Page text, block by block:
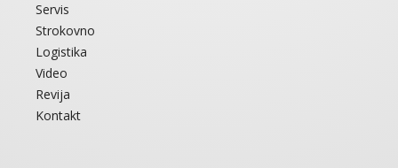
Servis
Strokovno
Logistika
Video
Revija
Kontakt